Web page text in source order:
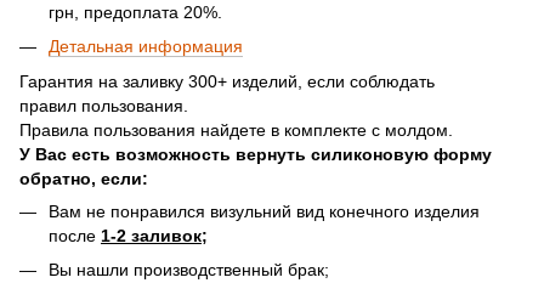
грн, предоплата 20%.
Детальная информация
Гарантия на заливку 300+ изделий, если соблюдать
правил пользования.
Правила пользования найдете в комплекте с молдом.
У Вас есть возможность вернуть силиконовую форму
обратно, если:
Вам не понравился визульний вид конечного изделия
после 1-2 заливок;
Вы нашли производственный брак;